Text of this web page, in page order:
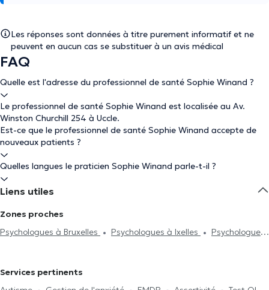
Les réponses sont données à titre purement informatif et ne
peuvent en aucun cas se substituer à un avis médical
FAQ
Quelle est l'adresse du professionnel de santé Sophie Winand ?
Le professionnel de santé Sophie Winand est localisée au Av.
Winston Churchill 254 à Uccle.
Est-ce que le professionnel de santé Sophie Winand accepte de
nouveaux patients ?
Quelles langues le praticien Sophie Winand parle-t-il ?
Liens utiles
Zones proches
Psychologues à Bruxelles
Psychologues à Ixelles
Psychologues
Watermael-Boitsfort
Services pertinents